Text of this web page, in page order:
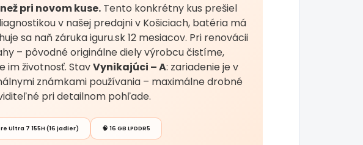
pri novom kuse.Tento konkrétny kus prešiel
v našej predajni v Košiciach, batéria má
sa naň záruka iguru.sk 12 mesiacov. Pri renovácii
– pôvodné originálne diely výrobcu čistíme,
im životnosť. StavVynikajúci – A: zariadenie je v
známkami používania – maximálne drobné
pri detailnom pohľade.
Ultra 7 155H (16 jadier) 🧠 16 GB LPDDR5